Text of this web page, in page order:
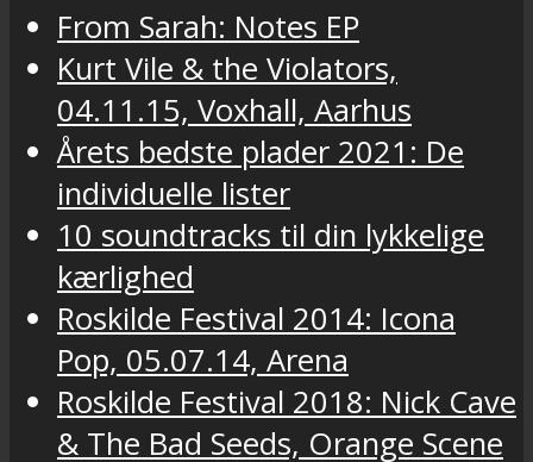
From Sarah: Notes EP
Kurt Vile & the Violators,
04.11.15, Voxhall, Aarhus
Årets bedste plader 2021: De
individuelle lister
10 soundtracks til din lykkelige
kærlighed
Roskilde Festival 2014: Icona
Pop, 05.07.14, Arena
Roskilde Festival 2018: Nick Cave
& The Bad Seeds, Orange Scene